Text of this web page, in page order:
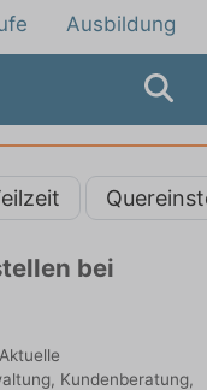
Ausbildung
bei
Kundenberatung,